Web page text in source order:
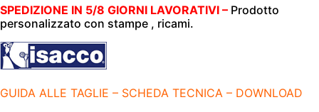
|
100%
COTONE
|
MEZZA
MANICA
190
GR/M2
SPEDIZIONE IN 5/8 GIORNI LAVORATIVI – Prodotto
personalizzato con stampe , ricami.
GUIDA ALLE TAGLIE – SCHEDA TECNICA – DOWNLOAD